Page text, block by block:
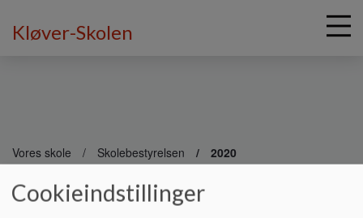
t
Kløver-Skolen
Vores skole Skolebestyrelsen 2020
2020
Cookieindstillinger